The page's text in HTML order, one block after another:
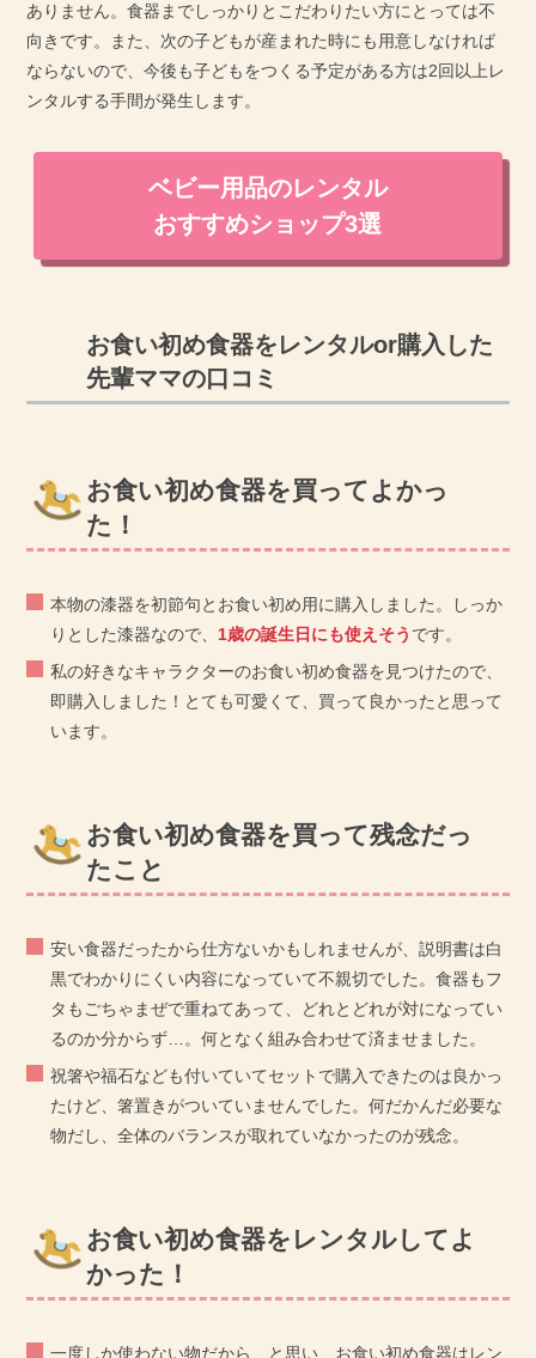
ありません。食器までしっかりとこだわりたい方にとっては不
向きです。また、次の子どもが産まれた時にも用意しなければ
ならないので、今後も子どもをつくる予定がある方は2回以上レ
ンタルする手間が発生します。
ベビー用品のレンタル
おすすめショップ3選
お食い初め食器をレンタルor購入した
先輩ママの口コミ
お食い初め食器を買ってよかっ
た！
本物の漆器を初節句とお食い初め用に購入しました。しっか
りとした漆器なので、1歳の誕生日にも使えそう です。
私の好きなキャラクターのお食い初め食器を見つけたので、
即購入しました！とても可愛くて、買って良かったと思って
います。
お食い初め食器を買って残念だっ
たこと
安い食器だったから仕方ないかもしれませんが、説明書は白
黒でわかりにくい内容になっていて不親切でした。食器もフ
タもごちゃまぜで重ねてあって、どれとどれが対になってい
るのか分からず…。何となく組み合わせて済ませました。
祝箸や福石なども付いていてセットで購入できたのは良かっ
たけど、箸置きがついていませんでした。何だかんだ必要な
物だし、全体のバランスが取れていなかったのが残念。
お食い初め食器をレンタルしてよ
かった！
一度しか使わない物だから…と思い、お食い初め食器はレン